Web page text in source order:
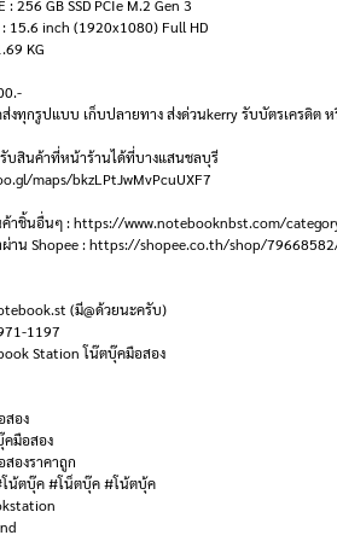
: 256 GB SSD PCIe M.2 Gen 3
: 15.6 inch (1920x1080) Full HD
KG
งทุกรูปแบบ เก็บปลายทาง ส่งด่วนkerry รับบัตรเครดิต
บสินค้าที่หน้าร้านได้ที่บางแสนชลบุรี
maps/bkzLPtJwMvPcuUXF7
ค้าชิ้นอื่นๆ : https://www.notebooknbst.com/
าน Shopee : https://shopee.co.th/shop/
(มี@ด้วยนะครับ)
1197
Station โน๊ตบุ๊คมือสอง
สอง
มือสอง
องราคาถูก
น้ตบุ๊ค #โน็ตบุ๊ค #โน้ตบุ้ค